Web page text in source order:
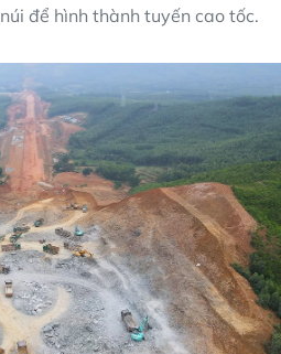
để hình thành tuyến cao tốc.